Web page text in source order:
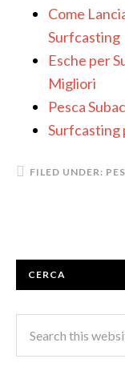
Come
Surfcasting
Esche per
Migliori
Pesca
Surfcasting
FILED UNDER:
CERCA